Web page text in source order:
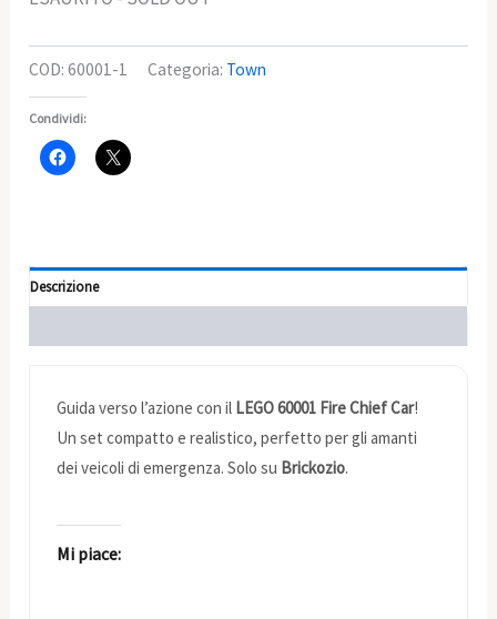
COD:60001-1 Categoria: Town
Condividi:
Descrizione
Guida verso l’azione con il LEGO 60001 Fire Chief Car!
Un set compatto e realistico, perfetto per gli amanti
dei veicoli di emergenza. Solo su Brickozio.
Mi piace: